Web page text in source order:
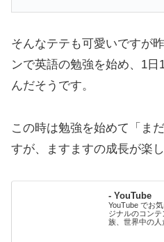
そんなテテも可愛いですが
ンで英語の勉強を始め、1
んだそうです。
この時は勉強を始めて「ま
すが、ますますの成長が楽
- YouTube
YouTube でお
ジナルのコン
族、世界中の人